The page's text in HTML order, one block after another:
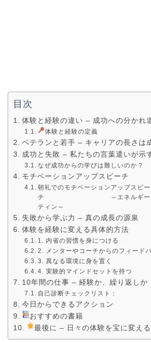
目次
体験と経験の違い – 成功への分かれ
体験と経験の定義
ベテランと若手 – キャリアの長さは
成功と失敗 – 私たちの言葉遣いが示
なぜ成功からの学びは難しいのか？
モチベーションアップスピーチ
朝礼でのモチベーションアップスピー
チ ～エネルギーを高め
ティン～
失敗から学ぶ力 – 真の成長の源泉
体験を経験に変える具体的方法
1. 内省の習慣を身につける
2. メンターやコーチからのフィード
3. 異なる環境に身を置く
4. 実験的マインドセットを持つ
10年間の仕事 – 経験か、繰り返しか
自己診断チェックリスト：
今日からできるアクション
おすすめの書籍
最後に – 日々の体験を宝に変える